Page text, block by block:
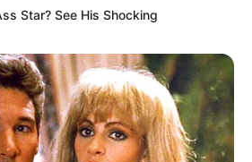
Star? See His Shocking